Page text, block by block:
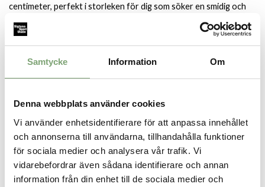
Samtycke Information Om
Denna webbplats använder cookies
Vi använder enhetsidentifierare för att anpassa innehållet
och annonserna till användarna, tillhandahålla funktioner
för sociala medier och analysera vår trafik. Vi
vidarebefordrar även sådana identifierare och annan
information från din enhet till de sociala medier och
centimeter, perfekt i storleken för dig som söker en smidig och
herr.
Material:
100% Ull
SPARA SOM FAVORIT
Artikelnummer:
030755_1